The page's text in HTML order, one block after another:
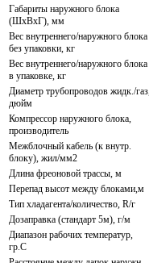
Габариты наружного блока
(ШхВхГ), мм
Вес внутреннего/наружного блока
без упаковки, кг
Вес внутреннего/наружного блока
в упаковке, кг
Диаметр трубопроводов жидк./газ,
дюйм
Компрессор наружного блока,
производитель
Межблочный кабель (к внутр.
блоку), жил/мм2
Длина фреоновой трассы, м
Перепад высот между блоками,м
Тип хладагента/количество, R/г
Дозаправка (стандарт 5м), г/м
Диапазон рабочих температур,
гр.С